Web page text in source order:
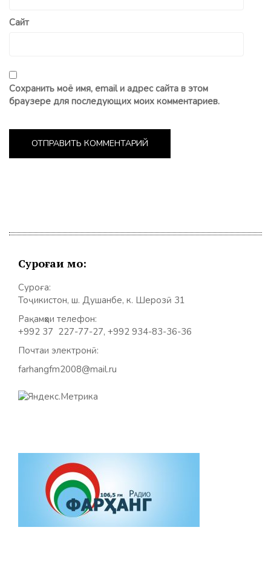
Сайт
Сохранить моё имя, email и адрес сайта в этом
браузере для последующих моих комментариев.
Суроғаи мо:
Суроға:
Тоҷикистон, ш. Душанбе, к. Шерозӣ 31
Рақамҳои телефон:
+992 37 227-77-27, +992 934-83-36-36
Почтаи электронӣ:
farhangfm2008@mail.ru